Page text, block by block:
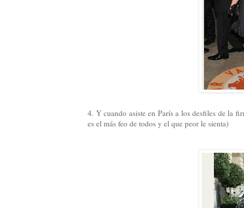
4. Y cuando asiste en París a los desfiles de la
es el más feo de todos y el que peor le sienta)